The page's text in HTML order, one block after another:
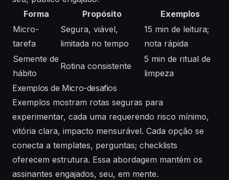
Forma
Propósito
Exemplos
Micro-
tarefa
Segura, viável,
limitada no tempo
15 min de leitura;
nota rápida
Semente de
hábito
Rotina consistente
5 min de ritual de
limpeza
Exemplos de Micro-desafios
Exemplos mostram rotas seguras para
experimentar, cada uma requerendo risco mínimo,
vitória clara, impacto mensurável. Cada opção se
conecta a templates, perguntas; checklists
oferecem estrutura. Essa abordagem mantém os
assinantes engajados, seu, em mente.